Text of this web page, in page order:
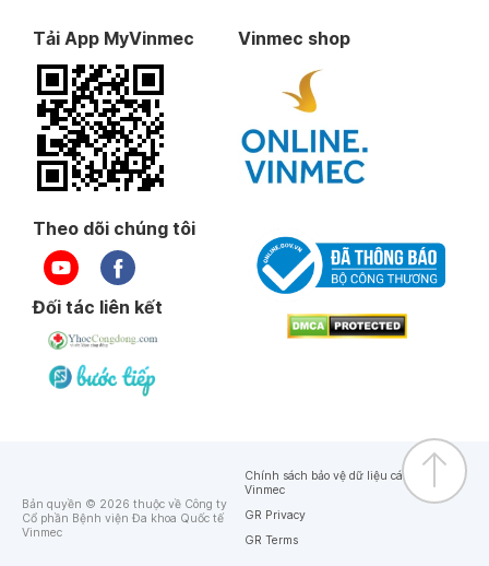
Tải App MyVinmec Vinmec shop
Theo dõi chúng tôi
Đối tác liên kết
Bản quyền © 2026 thuộc về Công ty
Cổ phần Bệnh viện Đa khoa Quốc tế
Vinmec
Chính sách bảo vệ dữ liệu cá nhân của
Vinmec
GR Privacy
GR Terms